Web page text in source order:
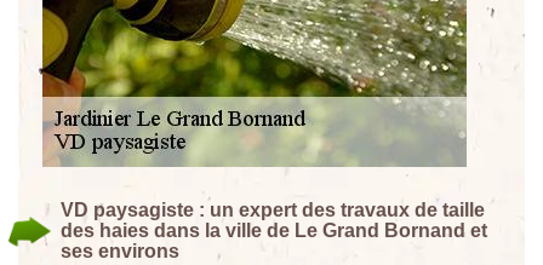
VD paysagiste : un expert des travaux de taille
des haies dans la ville de Le Grand Bornand et
ses environs